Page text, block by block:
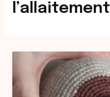
l’allaitement